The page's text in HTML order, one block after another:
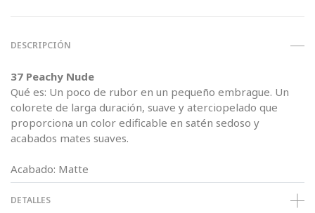
DESCRIPCIÓN
37 Peachy Nude
Qué es: Un poco de rubor en un pequeño embrague. Un
colorete de larga duración, suave y aterciopelado que
proporciona un color edificable en satén sedoso y
acabados mates suaves.
Acabado: Matte
DETALLES